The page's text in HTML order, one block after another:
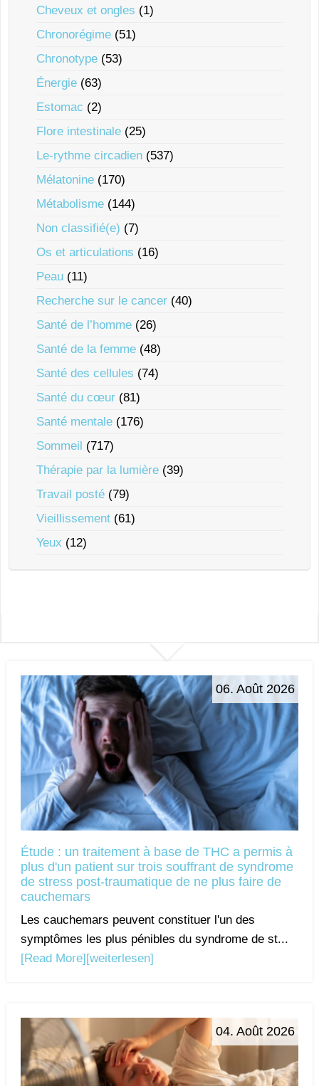
Cheveux et ongles (1)
Chronorégime (51)
Chronotype (53)
Énergie (63)
Estomac (2)
Flore intestinale (25)
Le-rythme circadien (537)
Mélatonine (170)
Métabolisme (144)
Non classifié(e) (7)
Os et articulations (16)
Peau (11)
Recherche sur le cancer (40)
Santé de l’homme (26)
Santé de la femme (48)
Santé des cellules (74)
Santé du cœur (81)
Santé mentale (176)
Sommeil (717)
Thérapie par la lumière (39)
Travail posté (79)
Vieillissement (61)
Yeux (12)
06. Août 2026
Étude : un traitement à base de THC a permis à
plus d'un patient sur trois souffrant de syndrome
de stress post-traumatique de ne plus faire de
cauchemars
Les cauchemars peuvent constituer l'un des
symptômes les plus pénibles du syndrome de st...
[Read More][weiterlesen]
04. Août 2026